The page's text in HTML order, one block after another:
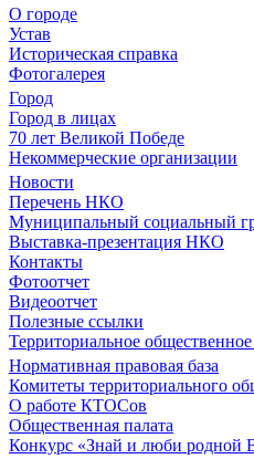
О городе
Устав
Историческая справка
Фотогалерея
Город
Город в лицах
70 лет Великой Победе
Некоммерческие организации
Новости
Перечень НКО
Муниципальный социальный
Выставка-презентация НКО
Контакты
Фотоотчет
Видеоотчет
Полезные ссылки
Территориальное
Нормативная правовая база
Комитеты территориального
О работе КТОСов
Общественная палата
Конкурс «Знай и люби родной